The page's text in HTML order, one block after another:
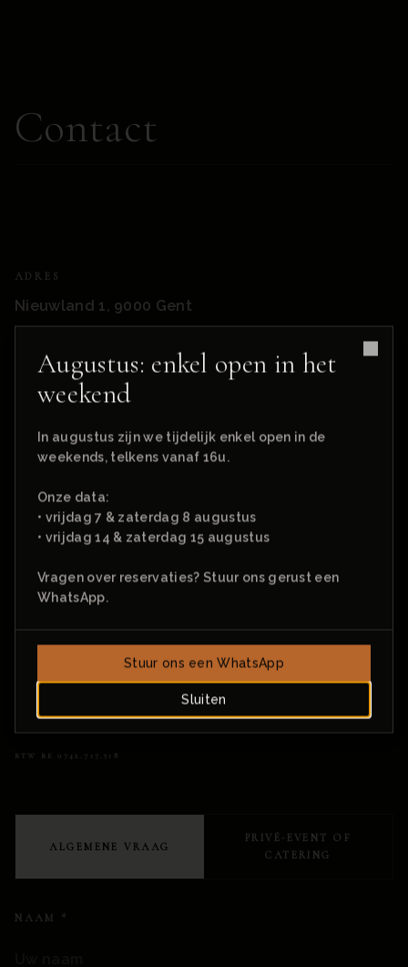
Contact
ADRES
Nieuwland 1, 9000 Gent
OPENINGSTIJDEN
Vr – Za · 12u–00u
Zon - Di gesloten
E-MAIL
info@whynot.gent
BTW BE 0742.717.518
ALGEMENE VRAAG
PRIVÉ-EVENT OF
CATERING
NAAM *
Augustus: enkel open in het
weekend
In augustus zijn we tijdelijk enkel open in de
weekends, telkens vanaf 16u.
Onze data:
• vrijdag 7 & zaterdag 8 augustus
• vrijdag 14 & zaterdag 15 augustus
Vragen over reservaties? Stuur ons gerust een
WhatsApp.
Sluiten
Stuur ons een WhatsApp